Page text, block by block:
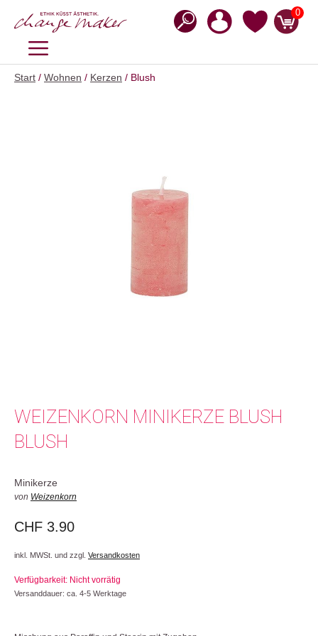
Inhalt
0
MENÜ
Start / Wohnen / Kerzen / Blush
WEIZENKORN MINIKERZE BLUSH
BLUSH
Minikerze
von Weizenkorn
CHF 3.90
inkl. MWSt. und zzgl. Versandkosten
Verfügbarkeit: Nicht vorrätig
Versanddauer: ca. 4-5 Werktage